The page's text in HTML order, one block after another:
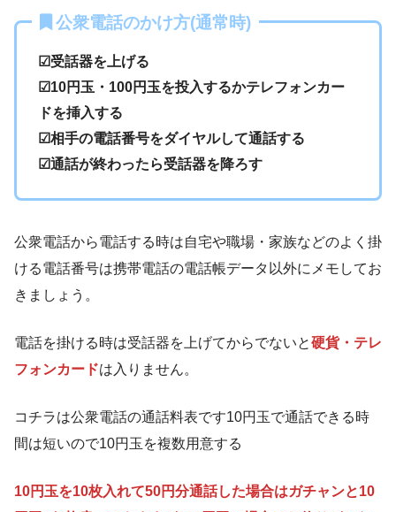
公衆電話のかけ方(通常時)
☑受話器を上げる
☑10円玉・100円玉を投入するかテレフォンカー
ドを挿入する
☑相手の電話番号をダイヤルして通話する
☑通話が終わったら受話器を降ろす
公衆電話から電話する時は自宅や職場・家族などのよく掛
ける電話番号は携帯電話の電話帳データ以外にメモしてお
きましょう。
電話を掛ける時は受話器を上げてからでないと硬貨・テレ
フォンカードは入りません。
コチラは公衆電話の通話料表です10円玉で通話できる時
間は短いので10円玉を複数用意する
10円玉を10枚入れて50円分通話した場合はガチャンと10